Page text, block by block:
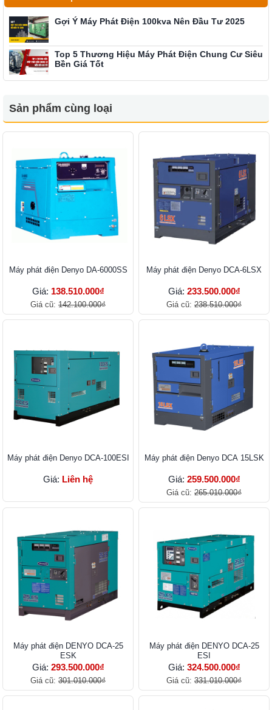
Gợi Ý Máy Phát Điện 100kva Nên Đầu Tư 2025
Top 5 Thương Hiệu Máy Phát Điện Chung Cư Siêu
Bền Giá Tốt
Sản phẩm cùng loại
Máy phát điện Denyo DA-6000SS
Giá: 138.510.000₫
Giá cũ: 142.100.000₫
Máy phát điện Denyo DCA-6LSX
Giá: 233.500.000₫
Giá cũ: 238.510.000₫
Máy phát điện Denyo DCA-100ESI
Giá: Liên hệ
Máy phát điện Denyo DCA 15LSK
Giá: 259.500.000₫
Giá cũ: 265.010.000₫
Máy phát điện DENYO DCA-25
ESK
Giá: 293.500.000₫
Giá cũ: 301.010.000₫
Máy phát điện DENYO DCA-25
ESI
Giá: 324.500.000₫
Giá cũ: 331.010.000₫